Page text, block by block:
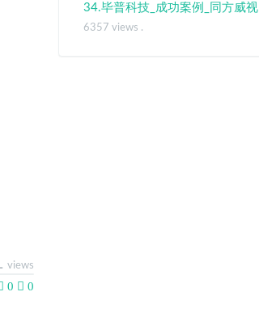
views
0 0
34.毕普科技_成功案例_同方威视
6357 views .